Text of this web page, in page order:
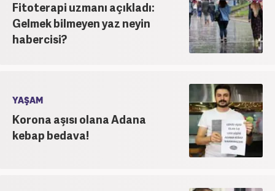
Fitoterapi uzmanı açıkladı:
Gelmek bilmeyen yaz neyin
habercisi?
YAŞAM
Korona aşısı olana Adana
kebap bedava!